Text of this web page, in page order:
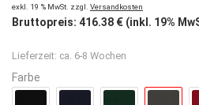
exkl. 19 % MwSt. zzgl. Versandkosten
Bruttopreis: 416.38 € (inkl. 19%
Lieferzeit: ca. 6-8 Wochen
Farbe